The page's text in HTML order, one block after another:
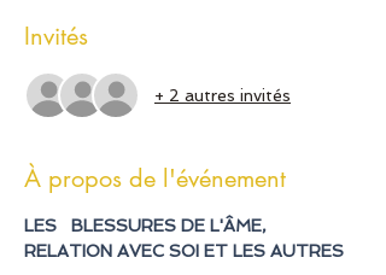
Invités
+ 2 autres invités
À propos de l'événement
LES   BLESSURES DE L'ÂME,
RELATION AVEC SOI ET LES AUTRES